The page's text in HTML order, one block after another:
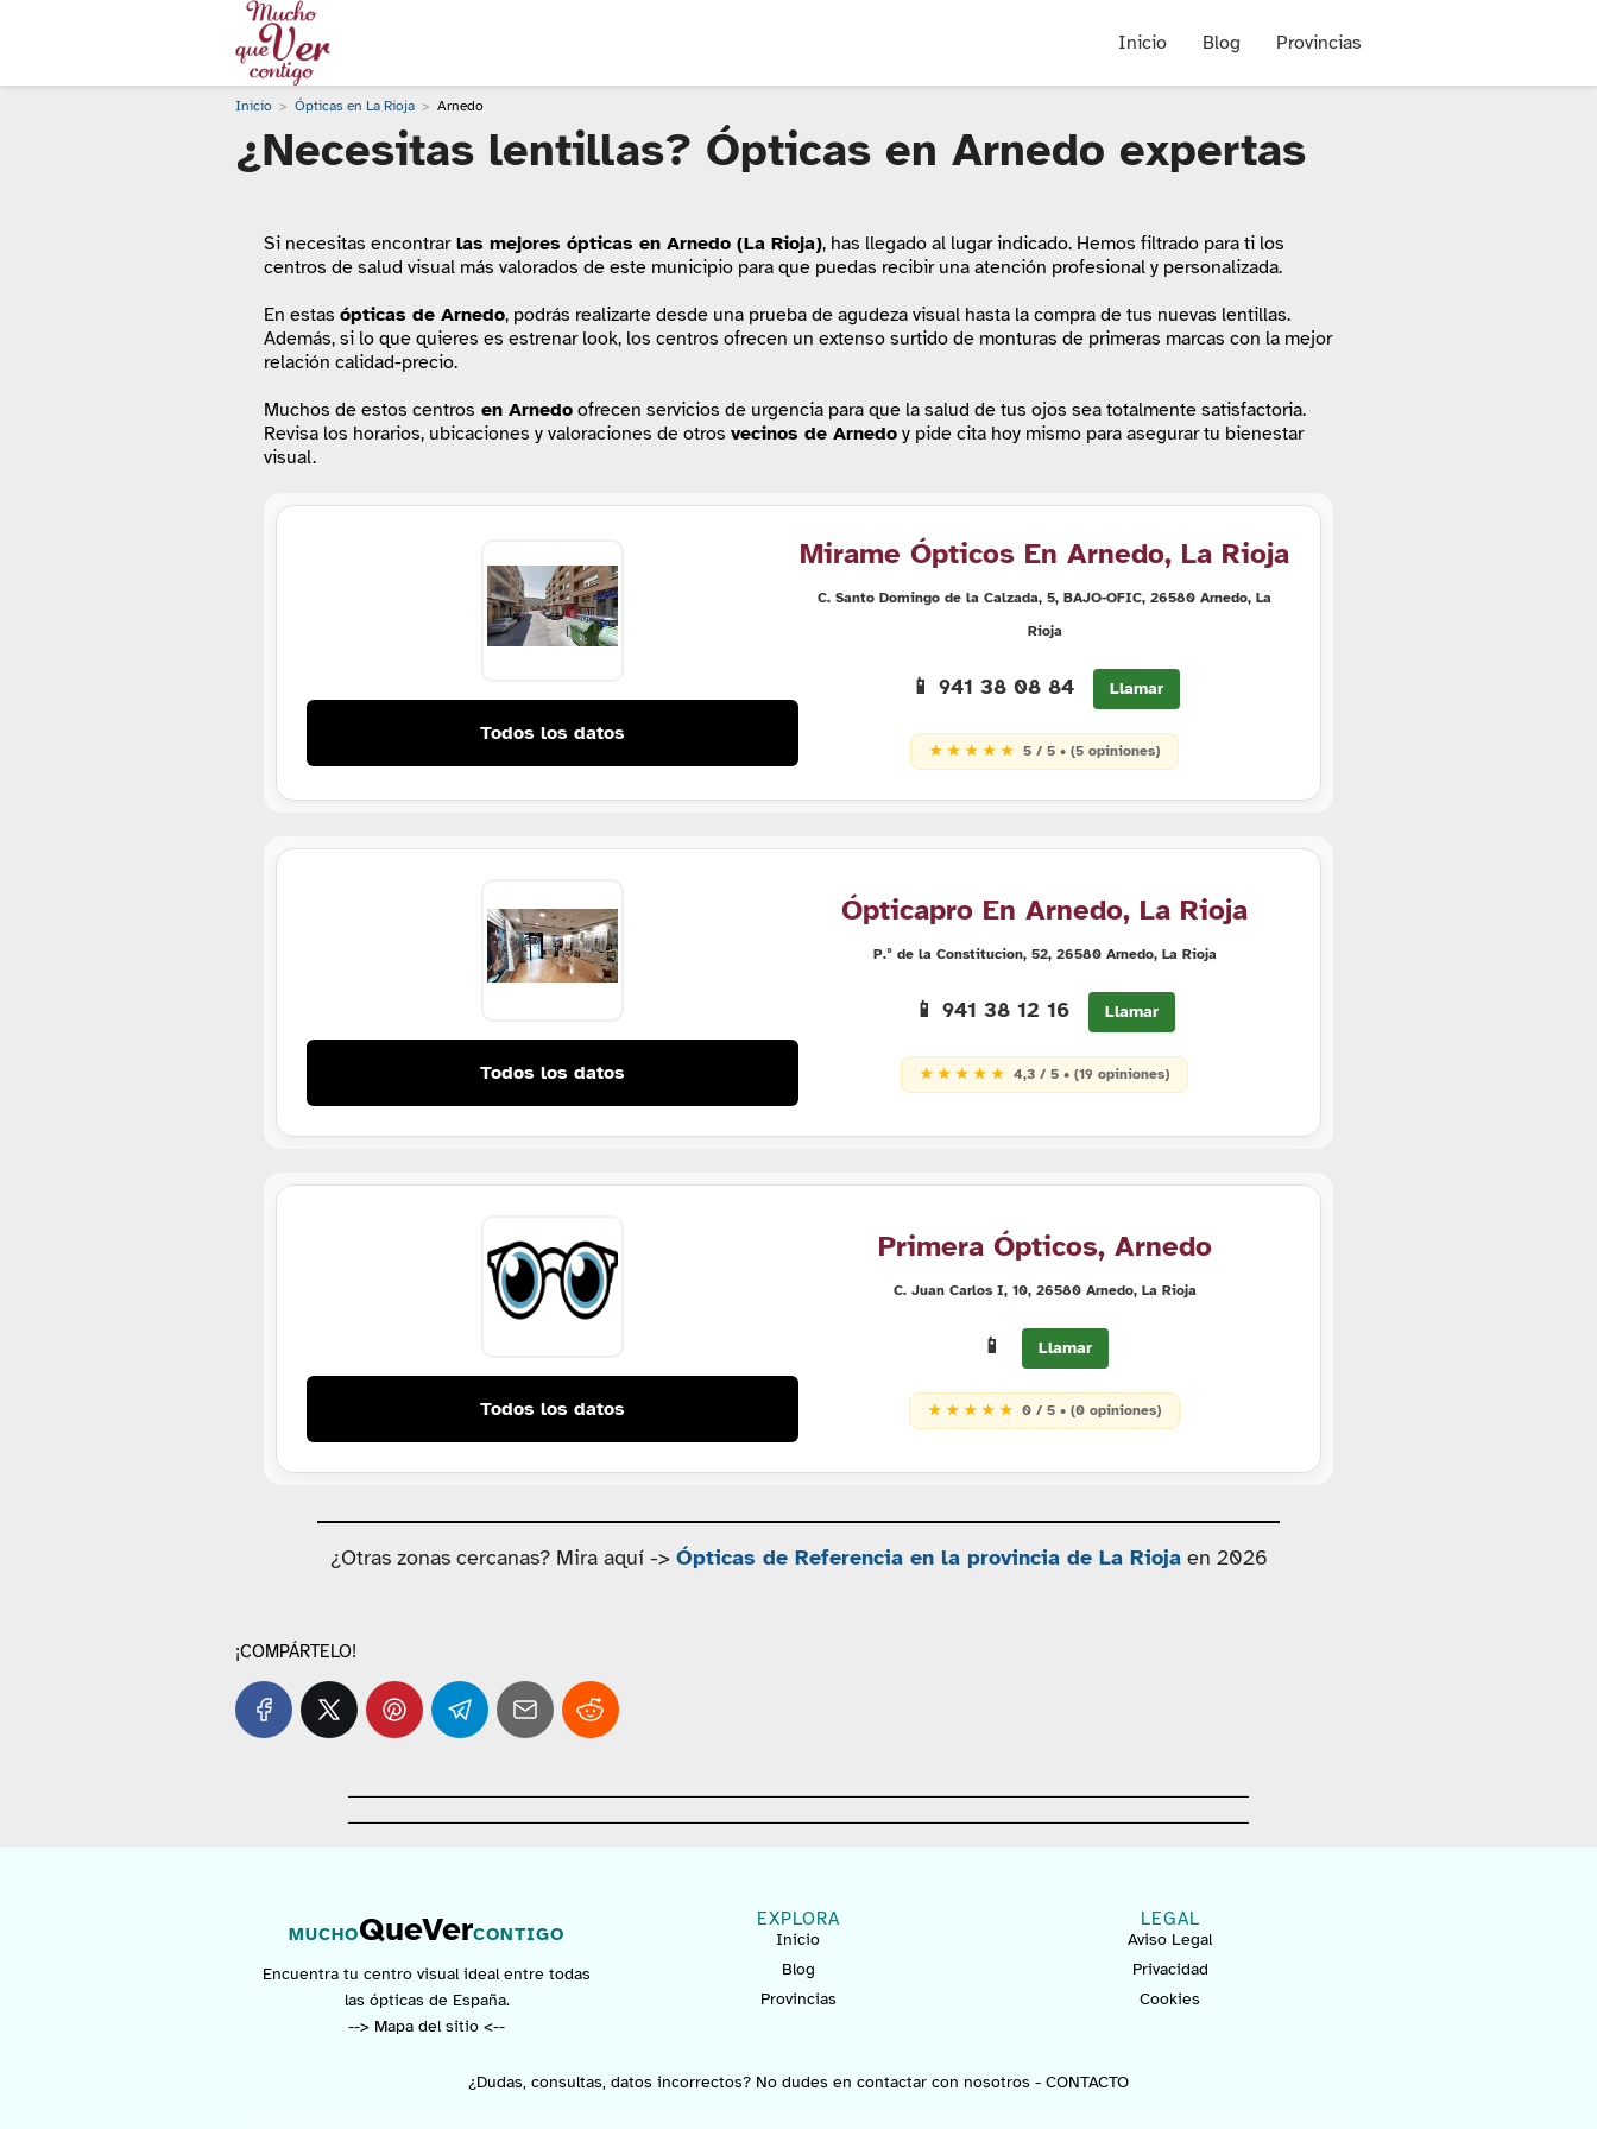
Inicio Blog Provincias
Inicio Ópticas en La Rioja Arnedo
¿Necesitas lentillas? Ópticas en Arnedo expertas
Si necesitas encontrarlas mejores ópticas en Arnedo (La Rioja), has llegado al lugar indicado. Hemos filtrado para ti los
centros de salud visual más valorados de este municipio para que puedas recibir una atención profesional y personalizada.
En estas ópticas de Arnedo, podrás realizarte desde una prueba de agudeza visual hasta la compra de tus nuevas lentillas.
Además, si lo que quieres es estrenar look, los centros ofrecen un extenso surtido de monturas de primeras marcas con la mejor
relación calidad-precio.
Muchos de estos centros en Arnedo ofrecen servicios de urgencia para que la salud de tus ojos sea totalmente satisfactoria.
Revisa los horarios, ubicaciones y valoraciones de otros vecinos de Arnedo y pide cita hoy mismo para asegurar tu bienestar
visual.
Todos los datos
Mirame Ópticos En Arnedo, La Rioja
C. Santo Domingo de la Calzada, 5, BAJO-OFIC, 26580 Arnedo, La
Rioja
📱 941 38 08 84 Llamar
★ ★ ★ ★ ★ 5 / 5 • (5 opiniones)
Todos los datos
Ópticapro En Arnedo, La Rioja
P.º de la Constitucion, 52, 26580 Arnedo, La Rioja
📱 941 38 12 16 Llamar
★ ★ ★ ★ ★ 4,3 / 5 • (19 opiniones)
Todos los datos
Primera Ópticos, Arnedo
C. Juan Carlos I, 10, 26580 Arnedo, La Rioja
📱 Llamar
★ ★ ★ ★ ★ 0 / 5 • (0 opiniones)
¿Otras zonas cercanas? Mira aquí -> Ópticas de Referencia en la provincia de La Riojaen 2026
¡COMPÁRTELO!
MUCHOQueVerCONTIGO
Encuentra tu centro visual ideal entre todas
las ópticas de España.
--> Mapa del sitio <--
EXPLORA
Inicio
Blog
Provincias
LEGAL
Aviso Legal
Privacidad
Cookies
¿Dudas, consultas, datos incorrectos? No dudes en contactar con nosotros - CONTACTO